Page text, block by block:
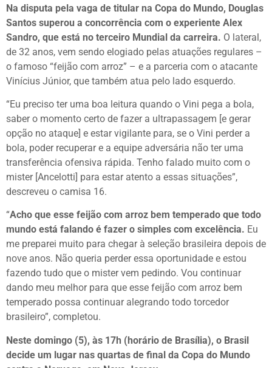
Na disputa pela vaga de titular na Copa do Mundo, Douglas
Santos superou a concorrência com o experiente Alex
Sandro, que está no terceiro Mundial da carreira. O lateral,
de 32 anos, vem sendo elogiado pelas atuações regulares –
o famoso “feijão com arroz” – e a parceria com o atacante
Vinícius Júnior, que também atua pelo lado esquerdo.
“Eu preciso ter uma boa leitura quando o Vini pega a bola,
saber o momento certo de fazer a ultrapassagem [e gerar
opção no ataque] e estar vigilante para, se o Vini perder a
bola, poder recuperar e a equipe adversária não ter uma
transferência ofensiva rápida. Tenho falado muito com o
mister [Ancelotti] para estar atento a essas situações”,
descreveu o camisa 16.
“Acho que esse feijão com arroz bem temperado que todo
mundo está falando é fazer o simples com excelência. Eu
me preparei muito para chegar à seleção brasileira depois de
nove anos. Não queria perder essa oportunidade e estou
fazendo tudo que o mister vem pedindo. Vou continuar
dando meu melhor para que esse feijão com arroz bem
temperado possa continuar alegrando todo torcedor
brasileiro”, completou.
Neste domingo (5), às 17h (horário de Brasília), o Brasil
decide um lugar nas quartas de final da Copa do Mundo